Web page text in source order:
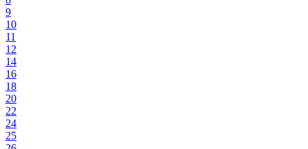
9
10
11
12
14
16
18
20
22
24
25